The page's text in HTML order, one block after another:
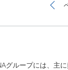
グループには、